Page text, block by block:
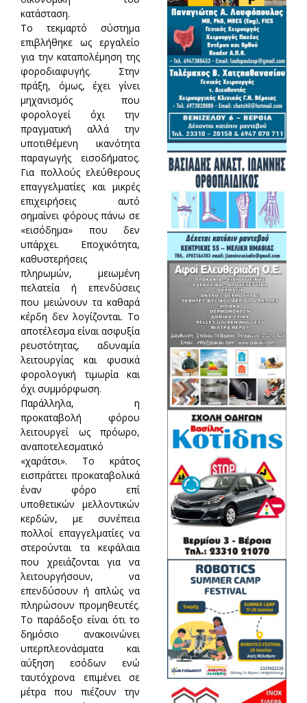
κατάσταση.
Το τεκμαρτό σύστημα
επιβλήθηκε ως εργαλείο
για την καταπολέμηση της
φοροδιαφυγής. Στην
πράξη, όμως, έχει γίνει
μηχανισμός που
φορολογεί όχι την
πραγματική αλλά την
υποτιθέμενη ικανότητα
παραγωγής εισοδήματος.
Για πολλούς ελεύθερους
επαγγελματίες και μικρές
επιχειρήσεις αυτό
σημαίνει φόρους πάνω σε
«εισόδημα» που δεν
υπάρχει. Εποχικότητα,
καθυστερήσεις
πληρωμών, μειωμένη
πελατεία ή επενδύσεις
που μειώνουν τα καθαρά
κέρδη δεν λογίζονται. Το
αποτέλεσμα είναι ασφυξία
ρευστότητας, αδυναμία
λειτουργίας και φυσικά
φορολογική τιμωρία και
όχι συμμόρφωση.
Παράλληλα, η
προκαταβολή φόρου
λειτουργεί ως πρόωρο,
αναποτελεσματικό
«χαράτσι». Το κράτος
εισπράττει προκαταβολικά
έναν φόρο επί
υποθετικών μελλοντικών
κερδών, με συνέπεια
πολλοί επαγγελματίες να
στερούνται τα κεφάλαια
που χρειάζονται για να
λειτουργήσουν, να
επενδύσουν ή απλώς να
πληρώσουν προμηθευτές.
Το παράδοξο είναι ότι το
δημόσιο ανακοινώνει
υπερπλεονάσματα και
αύξηση εσόδων ενώ
ταυτόχρονα επιμένει σε
μέτρα που πιέζουν την